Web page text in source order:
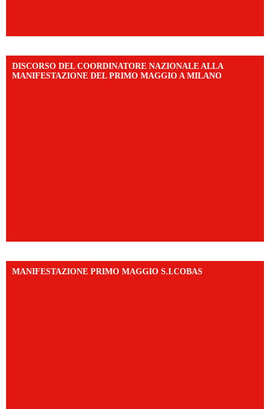
DISCORSO DEL COORDINATORE NAZIONALE ALLA
MANIFESTAZIONE DEL PRIMO MAGGIO A MILANO
MANIFESTAZIONE PRIMO MAGGIO S.I.COBAS